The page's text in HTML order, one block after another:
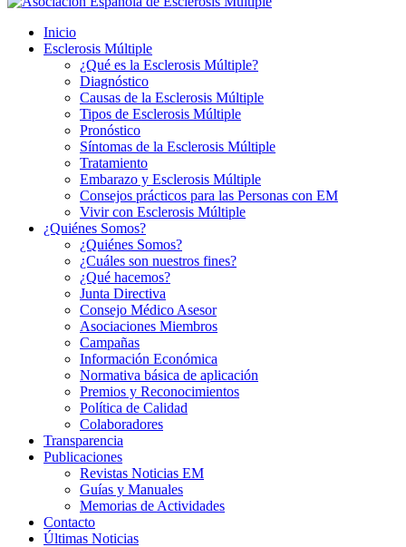
Inicio
Esclerosis Múltiple
¿Qué es la Esclerosis Múltiple?
Diagnóstico
Causas de la Esclerosis Múltiple
Tipos de Esclerosis Múltiple
Pronóstico
Síntomas de la Esclerosis Múltiple
Tratamiento
Embarazo y Esclerosis Múltiple
Consejos prácticos para las Personas con EM
Vivir con Esclerosis Múltiple
¿Quiénes Somos?
¿Quiénes Somos?
¿Cuáles son nuestros fines?
¿Qué hacemos?
Junta Directiva
Consejo Médico Asesor
Asociaciones Miembros
Campañas
Información Económica
Normativa básica de aplicación
Premios y Reconocimientos
Política de Calidad
Colaboradores
Transparencia
Publicaciones
Revistas Noticias EM
Guías y Manuales
Memorias de Actividades
Contacto
Últimas Noticias